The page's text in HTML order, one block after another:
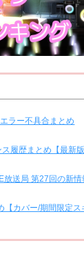
ラー不具合まとめ
履歴まとめ【最新版
送局 第27回の新情
カバー/期間限定ス